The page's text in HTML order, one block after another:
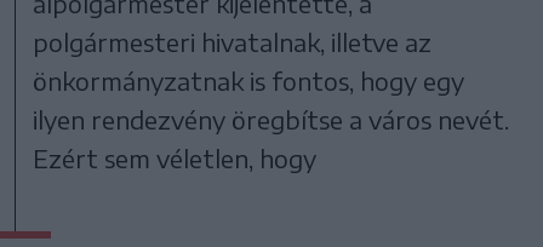
polgármesteri hivatalnak, illetve az
önkormányzatnak is fontos, hogy egy
ilyen rendezvény öregbítse a város nevét.
Ezért sem véletlen, hogy